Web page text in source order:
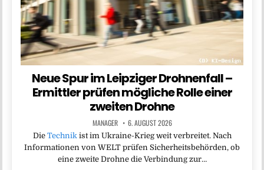
Neue Spur im Leipziger Drohnenfall –
Ermittler prüfen mögliche Rolle einer
zweiten Drohne
MANAGER 6. AUGUST 2026
Die Technikist im Ukraine-Krieg weit verbreitet. Nach
Informationen von WELT prüfen Sicherheitsbehörden, ob
eine zweite Drohne die Verbindung zur…